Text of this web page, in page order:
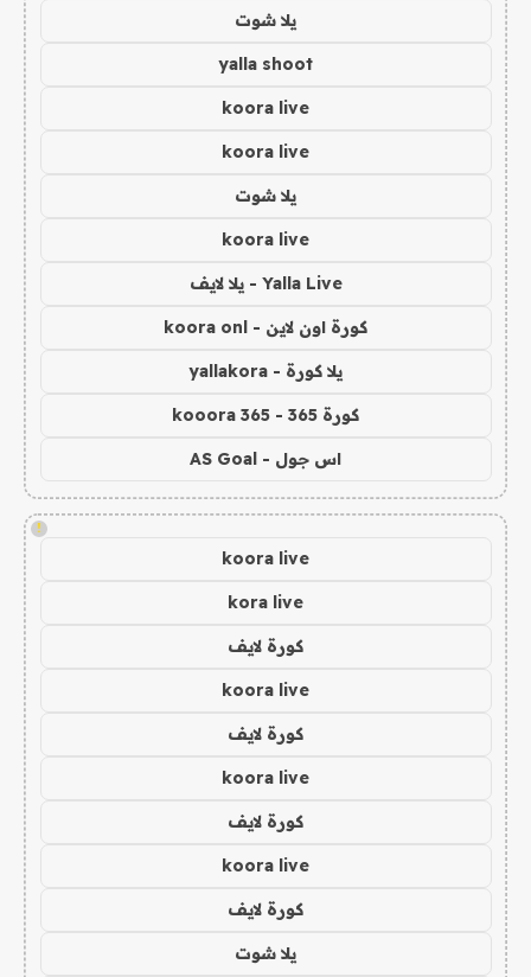
يلا شوت
yalla shoot
koora live
koora live
يلا شوت
koora live
Yalla Live - يلا لايف
كورة اون لاين - koora onl
يلا كورة - yallakora
كورة 365 - kooora 365
اس جول - AS Goal
!
koora live
kora live
كورة لايف
koora live
كورة لايف
koora live
كورة لايف
koora live
كورة لايف
يلا شوت